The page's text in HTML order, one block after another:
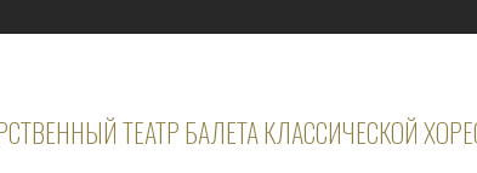
ТЕАТР БАЛЕТА КЛАССИЧЕСКОЙ